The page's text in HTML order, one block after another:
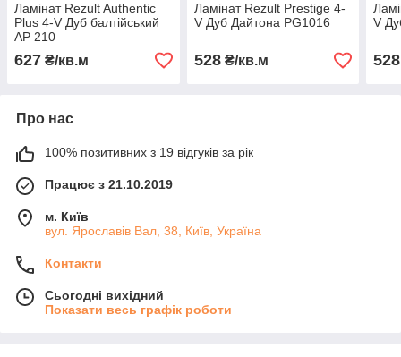
Ламінат Rezult Authentic
Plus 4-V Дуб балтійський
AP 210
627 ₴/кв.м
Ламінат Rezult Prestige 4-
V Дуб Дайтона PG1016
528₴/кв.м
V
528
Про нас
100% позитивних з 19 відгуків за рік
Працює з 21.10.2019
м. Київ
вул. Ярославів Вал, 38, Київ, Україна
Контакти
Сьогодні вихідний
Показати весь графік роботи